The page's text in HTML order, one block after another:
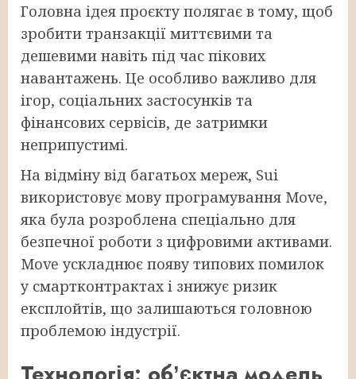
Головна ідея проєкту полягає в тому, щоб
зробити транзакції миттєвими та
дешевими навіть під час пікових
навантажень. Це особливо важливо для
ігор, соціальних застосунків та
фінансових сервісів, де затримки
неприпустимі.
На відміну від багатьох мереж, Sui
використовує мову програмування Move,
яка була розроблена спеціально для
безпечної роботи з цифровими активами.
Move ускладнює появу типових помилок
у смартконтрактах і знижує ризик
експлойтів, що залишаються головною
проблемою індустрії.